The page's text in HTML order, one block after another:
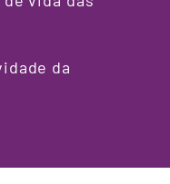
da